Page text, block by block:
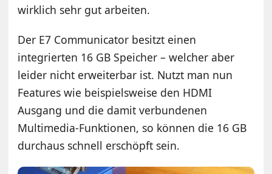
wirklich sehr gut arbeiten.
Der E7 Communicator besitzt einen
integrierten 16 GB Speicher – welcher aber
leider nicht erweiterbar ist. Nutzt man nun
Features wie beispielsweise den HDMI
Ausgang und die damit verbundenen
Multimedia-Funktionen, so können die 16 GB
durchaus schnell erschöpft sein.